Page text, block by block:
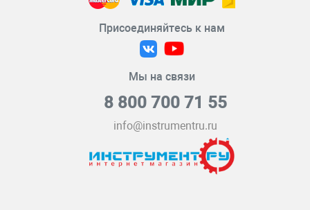
Присоединяйтесь к нам
Мы на связи
8 800 700 71 55
info@instrumentru.ru